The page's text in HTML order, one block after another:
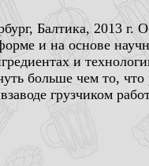
Балтика, 2013 г.
и на основе
и
больше чем то,
грузчиком